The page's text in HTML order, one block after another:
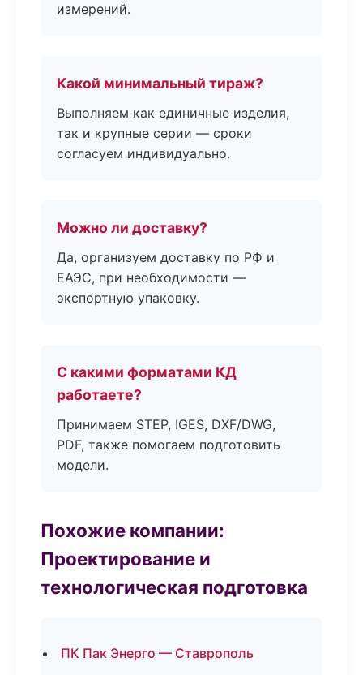
измерений.
Какой минимальный тираж?
Выполняем как единичные изделия,
так и крупные серии — сроки
согласуем индивидуально.
Можно ли доставку?
Да, организуем доставку по РФ и
ЕАЭС, при необходимости —
экспортную упаковку.
С какими форматами КД
работаете?
Принимаем STEP, IGES, DXF/DWG,
PDF, также помогаем подготовить
модели.
Похожие компании:
Проектирование и
технологическая подготовка
ПК Пак Энерго — Ставрополь